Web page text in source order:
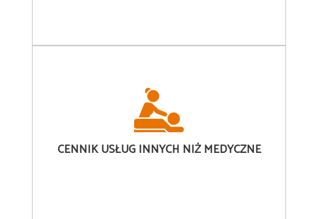
CENNIKUSŁUG INNYCH NIŻ MEDYCZNE